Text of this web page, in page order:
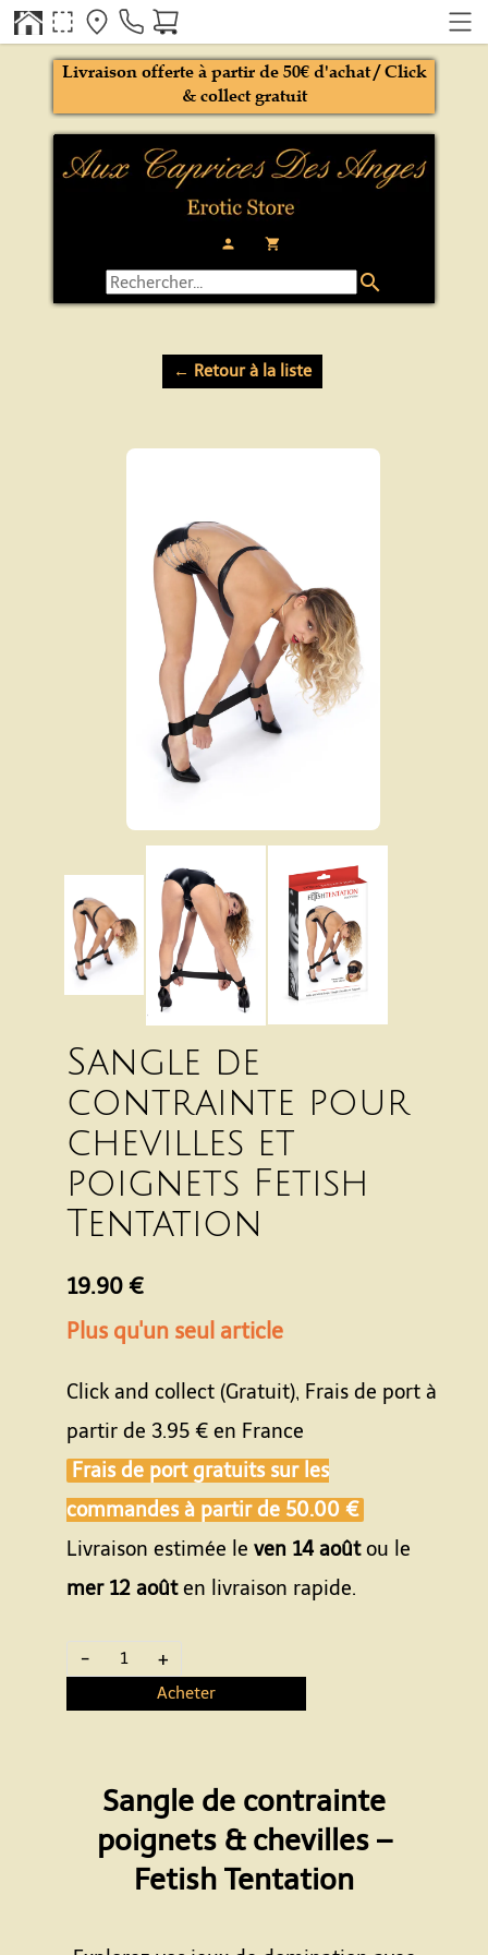
person local_grocery_store
Livraison offerte à partir de 50€ d'achat / Click
& collect gratuit
search
← Retour à la liste
Sangle de
contrainte pour
chevilles et
poignets Fetish
Tentation
19.90 €
Plus qu'un seul article
Click and collect (Gratuit), Frais de port à
partir de 3.95 € en France
Frais de port gratuits sur les
commandes à partir de 50.00 €
Livraison estimée le ven 14 aoûtou le
mer 12 aoûten livraison rapide.
- +
Acheter
Sangle de contrainte
poignets & chevilles –
Fetish Tentation